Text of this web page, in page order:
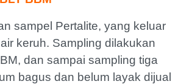
sampel Pertalite, yang keluar
keruh. Sampling dilakukan
dan sampai sampling tiga
bagus dan belum layak dijual